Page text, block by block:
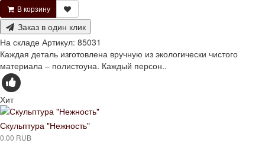
В корзину
Заказ в один клик
На складе Артикул: 85031
Каждая деталь изготовлена вручную из экологически чистого
материала – полистоуна. Каждый персон..
Хит
Скульптура "Нежность"
0.00 RUB